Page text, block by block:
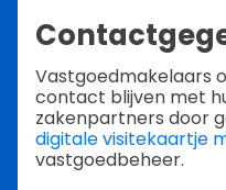
Vastgoedmakelaars
contact blijven met
zakenpartners door
digitale visitekaartje
vastgoedbeheer.